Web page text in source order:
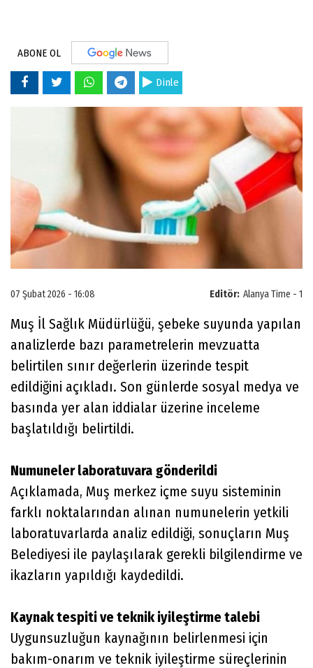
ABONE OL
Dinle
Editör: Alanya Time - 1
07 Şubat 2026 - 16:08
Muş İl Sağlık Müdürlüğü, şebeke suyunda yapılan
analizlerde bazı parametrelerin mevzuatta
belirtilen sınır değerlerin üzerinde tespit
edildiğini açıkladı. Son günlerde sosyal medya ve
basında yer alan iddialar üzerine inceleme
başlatıldığı belirtildi.
Numuneler laboratuvara gönderildi
Açıklamada, Muş merkez içme suyu sisteminin
farklı noktalarından alınan numunelerin yetkili
laboratuvarlarda analiz edildiği, sonuçların Muş
Belediyesi ile paylaşılarak gerekli bilgilendirme ve
ikazların yapıldığı kaydedildi.
Kaynak tespiti ve teknik iyileştirme talebi
Uygunsuzluğun kaynağının belirlenmesi için
bakım-onarım ve teknik iyileştirme süreçlerinin